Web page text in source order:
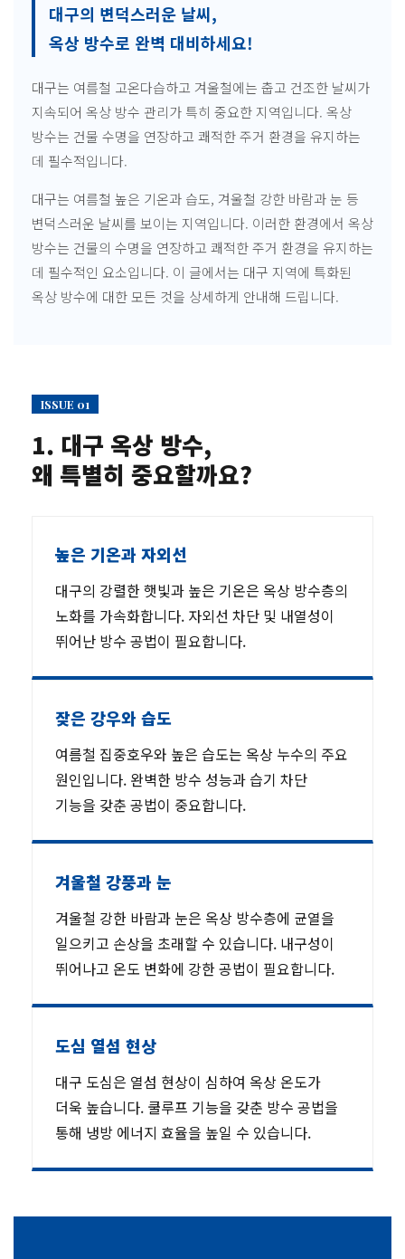
대구의 변덕스러운 날씨,
옥상 방수로 완벽 대비하세요!
대구는 여름철 고온다습하고 겨울철에는 춥고 건조한 날씨가
지속되어 옥상 방수 관리가 특히 중요한 지역입니다. 옥상
방수는 건물 수명을 연장하고 쾌적한 주거 환경을 유지하는
데 필수적입니다.
대구는 여름철 높은 기온과 습도, 겨울철 강한 바람과 눈 등
변덕스러운 날씨를 보이는 지역입니다. 이러한 환경에서 옥상
방수는 건물의 수명을 연장하고 쾌적한 주거 환경을 유지하는
데 필수적인 요소입니다. 이 글에서는 대구 지역에 특화된
옥상 방수에 대한 모든 것을 상세하게 안내해 드립니다.
ISSUE 01
1. 대구 옥상 방수,
왜 특별히 중요할까요?
높은 기온과 자외선
대구의 강렬한 햇빛과 높은 기온은 옥상 방수층의
노화를 가속화합니다. 자외선 차단 및 내열성이
뛰어난 방수 공법이 필요합니다.
잦은 강우와 습도
여름철 집중호우와 높은 습도는 옥상 누수의 주요
원인입니다. 완벽한 방수 성능과 습기 차단
기능을 갖춘 공법이 중요합니다.
겨울철 강풍과 눈
겨울철 강한 바람과 눈은 옥상 방수층에 균열을
일으키고 손상을 초래할 수 있습니다. 내구성이
뛰어나고 온도 변화에 강한 공법이 필요합니다.
도심 열섬 현상
대구 도심은 열섬 현상이 심하여 옥상 온도가
더욱 높습니다. 쿨루프 기능을 갖춘 방수 공법을
통해 냉방 에너지 효율을 높일 수 있습니다.